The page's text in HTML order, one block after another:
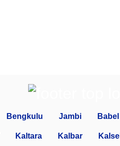
Bengkulu Jambi Babel
Kaltara Kalbar Kalsel